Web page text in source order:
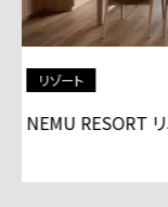
商業施設
「BASEGATE横